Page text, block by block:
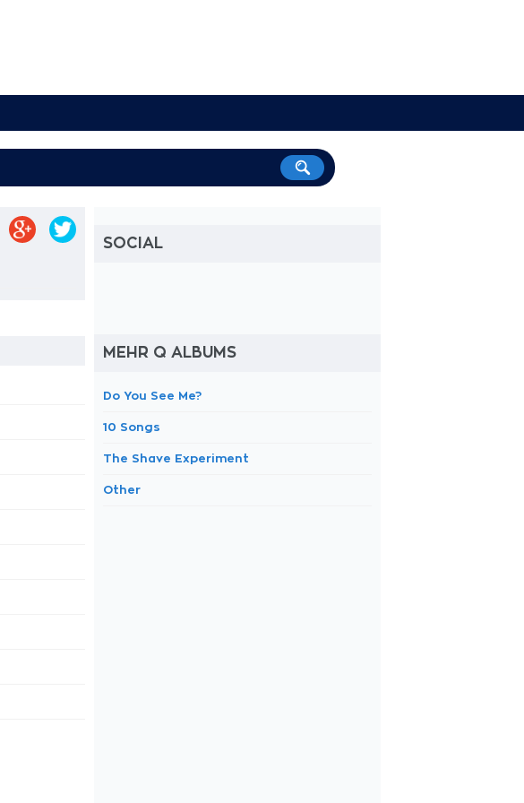
SOCIAL
MEHR Q ALBUMS
Do You See Me?
10 Songs
The Shave Experiment
Other